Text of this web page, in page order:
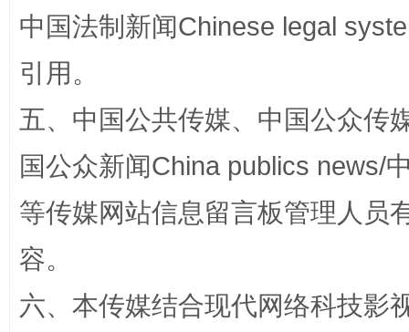
中国法制新闻Chinese legal
引用。
五、中国公共传媒、中国公众传
国公众新闻China publics news/
等传媒网站信息留言板管理人员
容。
六、本传媒结合现代网络科技影